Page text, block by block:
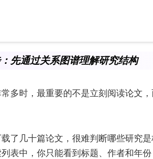
先通过关系图谱理解研究结构
多时，最重要的不是立刻阅读论文
了几十篇论文，很难判断哪些研究
表中，你只能看到标题、作者和年